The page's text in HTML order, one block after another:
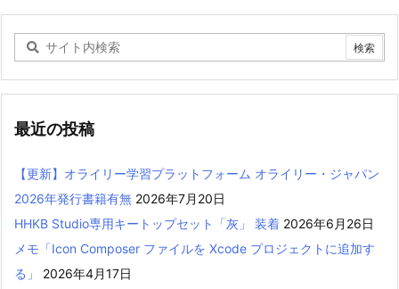
最近の投稿
【更新】オライリー学習プラットフォーム オライリー・ジャパン
2026年発行書籍有無 2026年7月20日
HHKB Studio専用キートップセット「灰」 装着 2026年6月26日
メモ「Icon Composer ファイルを Xcode プロジェクトに追加す
る」
2026年4月17日